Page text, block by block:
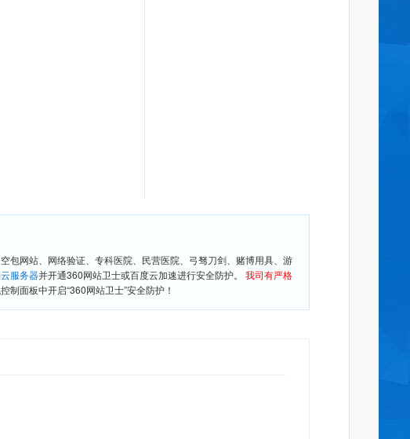
包网站、网络验证、专科医院、民营医院、弓驽刀剑、赌博用具、游
云服务器并开通360网站卫士或百度云加速进行安全防护。 我司有严格
面板中开启“360网站卫士”安全防护！